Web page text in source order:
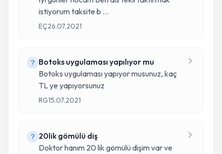
istiyorum taksite b ...
EÇ26.07.2021
Botoks uygulaması yapılıyor mu
Botoks uygulaması yapıyor musunuz, kaç
TL ye yapıyorsunuz
RG15.07.2021
20lik gömülü diş
Doktor hanım 20 lik gömülü dişim var ve